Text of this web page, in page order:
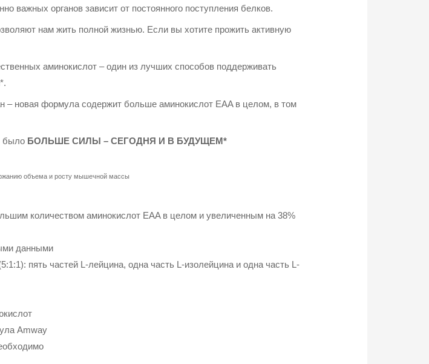
важных органов зависит от постоянного поступления белков.
нам жить полной жизнью. Если вы хотите прожить активную
аминокислот – один из лучших способов поддерживать
– новая формула содержит больше аминокислот EAA в целом, в том
было БОЛЬШЕ СИЛЫ – СЕГОДНЯ И В БУДУЩЕМ*
объема и росту мышечной массы
количеством аминокислот EAA в целом и увеличенным на 38%
данными
пять частей L-лейцина, одна часть L-изолейцина и одна часть L-
Amway